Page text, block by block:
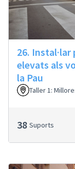
26.
elevats als
la Pau
Taller 1:
38 Suports